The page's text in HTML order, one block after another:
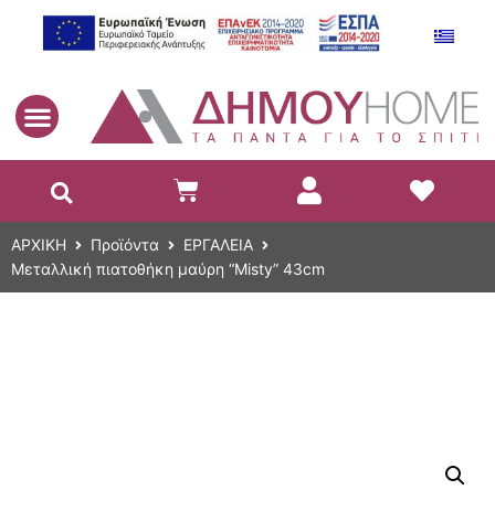
ΑΡΧΙΚΗ Προϊόντα
ΕΡΓΑΛΕΙΑ
Μεταλλική πιατοθήκη μαύρη “Misty” 43cm